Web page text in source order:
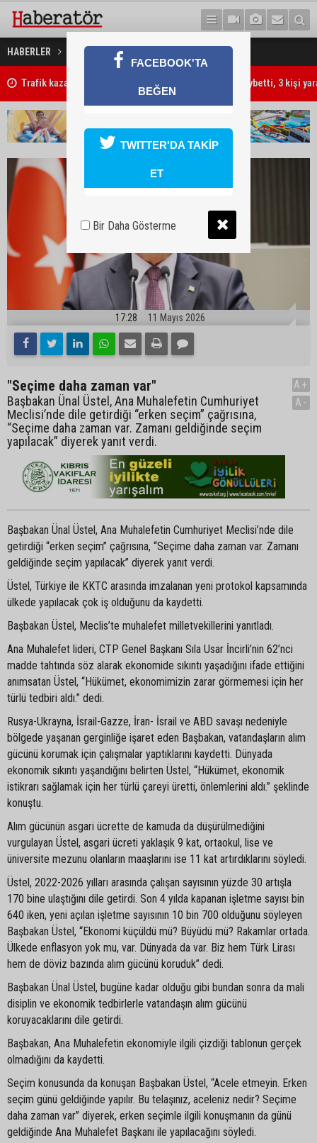
HABERLER GÜNDEM "Seçime daha zaman var"
Trafik kazasında 85 yaşındaki Turan Obalı hayatını kaybetti, 3 kişi
17:28 11 Mayıs 2026
"Seçime daha zaman var"
Başbakan Ünal Üstel, Ana Muhalefetin Cumhuriyet
Meclisi’nde dile getirdiği “erken seçim” çağrısına,
“Seçime daha zaman var. Zamanı geldiğinde seçim
yapılacak” diyerek yanıt verdi.
A+
A-
Başbakan Ünal Üstel, Ana Muhalefetin Cumhuriyet Meclisi’nde dile
getirdiği “erken seçim” çağrısına, “Seçime daha zaman var. Zamanı
geldiğinde seçim yapılacak” diyerek yanıt verdi.
Üstel, Türkiye ile KKTC arasında imzalanan yeni protokol kapsamında
ülkede yapılacak çok iş olduğunu da kaydetti.
Başbakan Üstel, Meclis’te muhalefet milletvekillerini yanıtladı.
Ana Muhalefet lideri, CTP Genel Başkanı Sıla Usar İncirli’nin 62’nci
madde tahtında söz alarak ekonomide sıkıntı yaşadığını ifade ettiğini
anımsatan Üstel, “Hükümet, ekonomimizin zarar görmemesi için her
türlü tedbiri aldı.” dedi.
Rusya-Ukrayna, İsrail-Gazze, İran- İsrail ve ABD savaşı nedeniyle
bölgede yaşanan gerginliğe işaret eden Başbakan, vatandaşların alım
gücünü korumak için çalışmalar yaptıklarını kaydetti. Dünyada
ekonomik sıkıntı yaşandığını belirten Üstel, “Hükümet, ekonomik
istikrarı sağlamak için her türlü çareyi üretti, önlemlerini aldı.” şeklinde
konuştu.
Alım gücünün asgari ücrette de kamuda da düşürülmediğini
vurgulayan Üstel, asgari ücreti yaklaşık 9 kat, ortaokul, lise ve
üniversite mezunu olanların maaşlarını ise 11 kat artırdıklarını söyledi.
Üstel, 2022-2026 yılları arasında çalışan sayısının yüzde 30 artışla
170 bine ulaştığını dile getirdi. Son 4 yılda kapanan işletme sayısı bin
640 iken, yeni açılan işletme sayısının 10 bin 700 olduğunu söyleyen
Başbakan Üstel, “Ekonomi küçüldü mü? Büyüdü mü? Rakamlar ortada.
Ülkede enflasyon yok mu, var. Dünyada da var. Biz hem Türk Lirası
hem de döviz bazında alım gücünü koruduk” dedi.
Başbakan Ünal Üstel, bugüne kadar olduğu gibi bundan sonra da mali
disiplin ve ekonomik tedbirlerle vatandaşın alım gücünü
koruyacaklarını dile getirdi.
Başbakan, Ana Muhalefetin ekonomiyle ilgili çizdiği tablonun gerçek
olmadığını da kaydetti.
Seçim konusunda da konuşan Başbakan Üstel, “Acele etmeyin. Erken
seçim günü geldiğinde yapılır. Bu telaşınız, aceleniz nedir? Seçime
daha zaman var” diyerek, erken seçimle ilgili konuşmanın da günü
geldiğinde Ana Muhalefet Başkanı ile yapılacağını söyledi.
FACEBOOK'TA
BEĞEN
TWITTER'DA TAKİP
ET
Bir Daha Gösterme